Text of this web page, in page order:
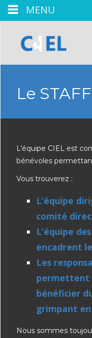
Le
L’équipe CIEL est
bénévoles
Vous trouverez :
L’équipe
comité
L’équipe
encadrent
Les
permettent
bénéficier
grimpant
Nous sommes
MENU